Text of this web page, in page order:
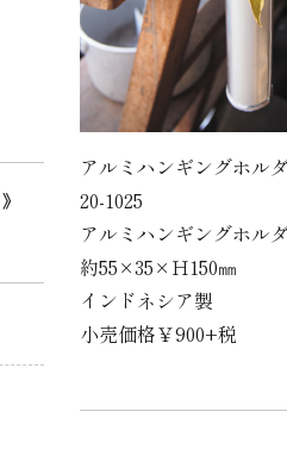
アルミハンギングホル
20-1025
アルミハンギングホル
約55×35×Ｈ150㎜
インドネシア製
小売価格￥900+税